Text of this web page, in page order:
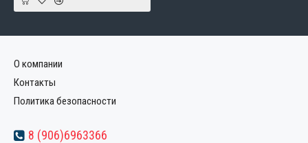
О компании
Контакты
Политика безопасности
8 (906)6963366